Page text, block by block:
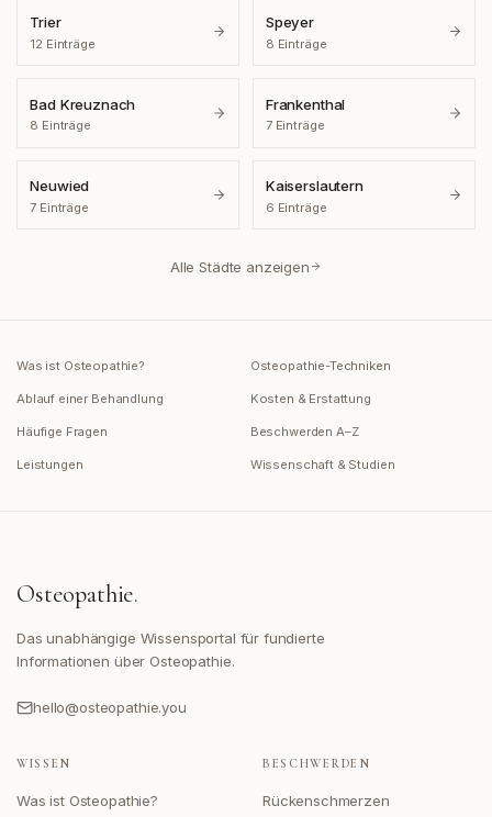
Trier
12 Einträge
Speyer
8 Einträge
Bad Kreuznach
8 Einträge
Frankenthal
7Einträge
Neuwied
7 Einträge
Kaiserslautern
6 Einträge
Alle Städte anzeigen
Was ist Osteopathie? Osteopathie-Techniken
Ablauf einer Behandlung Kosten & Erstattung
Häufige Fragen Beschwerden A–Z
Leistungen Wissenschaft & Studien
Osteopathie.
Das unabhängige Wissensportal für fundierte
Informationen über Osteopathie.
hello@osteopathie.you
WISSEN
Was ist Osteopathie?
BESCHWERDEN
Rückenschmerzen